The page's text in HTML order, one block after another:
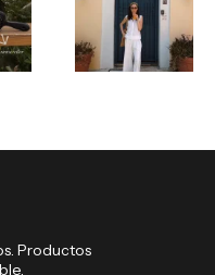
Productos